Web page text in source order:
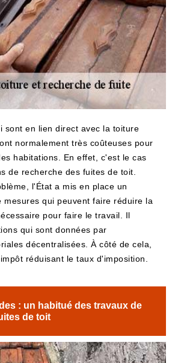
sont en lien direct avec la toiture
normalement très coûteuses pour
habitations. En effet, c'est le cas
de recherche des fuites de toit.
l'État a mis en place un
mesures qui peuvent faire réduire la
pour faire le travail. Il
qui sont données par
décentralisées. À côté de cela,
réduisant le taux d'imposition.
: un habitué des travaux de
de toit